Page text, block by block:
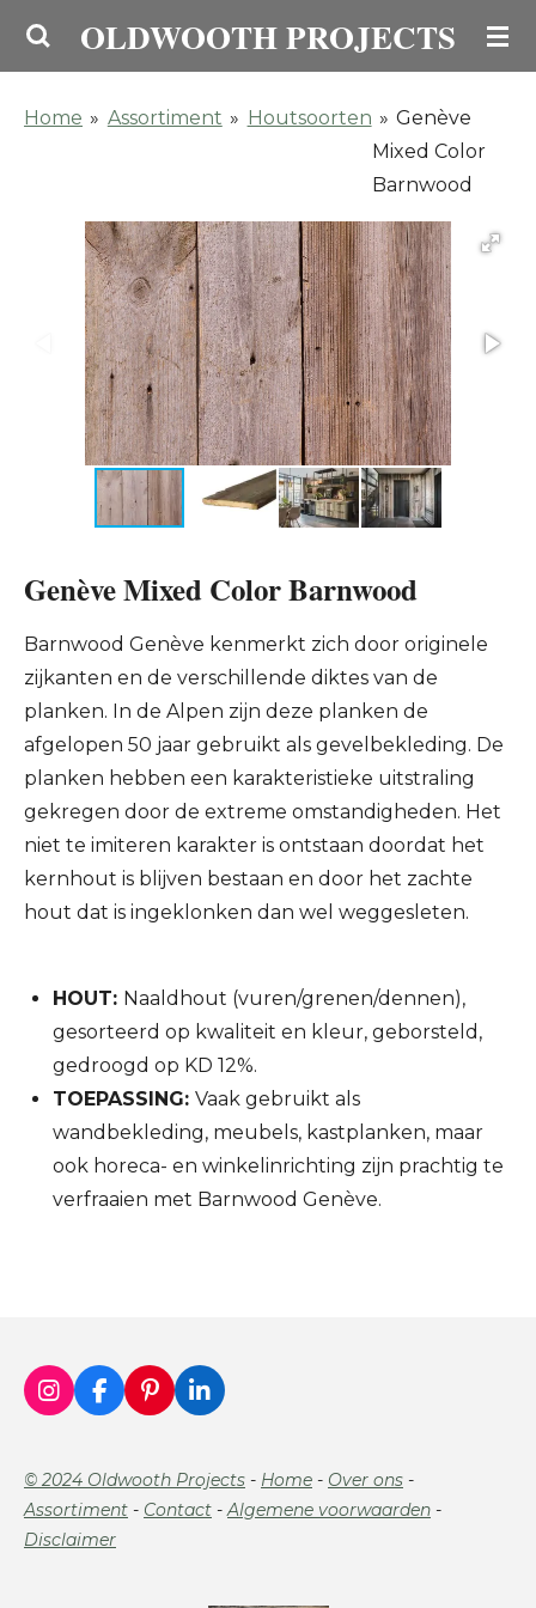
Ga
de
OLDWOOTH PROJECTS
Home » Assortiment » Houtsoorten » Genève
Mixed Color
Barnwood
Genève Mixed Color Barnwood
Barnwood Genève kenmerkt zich door originele
zijkanten en de verschillende diktes van de
planken. In de Alpen zijn deze planken de
afgelopen 50 jaar gebruikt als gevelbekleding. De
planken hebben een karakteristieke uitstraling
gekregen door de extreme omstandigheden. Het
niet te imiteren karakter is ontstaan doordat het
kernhout is blijven bestaan en door het zachte
hout dat is ingeklonken dan wel weggesleten.
HOUT: Naaldhout (vuren/grenen/dennen),
gesorteerd op kwaliteit en kleur, geborsteld,
gedroogd op KD 12%.
TOEPASSING: Vaak gebruikt als
wandbekleding, meubels, kastplanken, maar
ook horeca- en winkelinrichting zijn prachtig te
verfraaien met Barnwood Genève.
I
n
t
a
g
r
F
a
e
b
o
o
P
i
t
e
r
L
i
k
e
d
© 2024 Oldwooth Projects - Home - Over ons -
Assortiment - Contact -Algemene voorwaarden -
Disclaimer